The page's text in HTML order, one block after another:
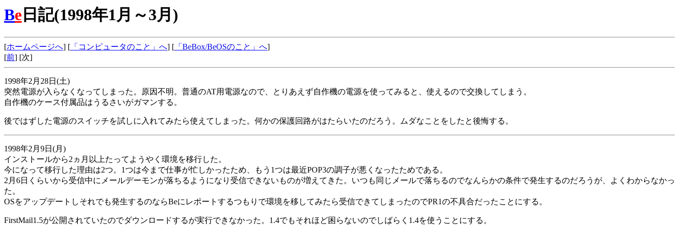
Be 日記(1998年1月～3月)
[ホームページへ] [ 「コンピュータのこと」へ] [ 「BeBox/BeOSのこと」へ]
[前] [次]
1998年2月28日(土)
突然電源が入らなくなってしまった。原因不明。普通のAT用電源なので、とりあえず自作機の電源を使ってみると、使えるので交換してしまう。
自作機のケース付属品はうるさいがガマンする。
後ではずした電源のスイッチを試しに入れてみたら使えてしまった。何かの保護回路がはたらいたのだろう。ムダなことをしたと後悔する。
1998年2月9日(月)
インストールから2ヵ月以上たってようやく環境を移行した。
今になって移行した理由は2つ。1つは今まで仕事が忙しかったため、もう1つは最近POP3の調子が悪くなったためである。
2月6日くらいから受信中にメールデーモンが落ちるようになり受信できないものが増えてきた。いつも同じメールで落ちるのでなんらかの条件で発生するのだろうが、よくわからなかっ
た。
OSをアップデートしそれでも発生するのならBeにレポートするつもりで環境を移してみたら受信できてしまったのでPR1の不具合だったことにする。
FirstMail1.5が公開されていたのでダウンロードするが実行できなかった。1.4でもそれほど困らないのでしばらく1.4を使うことにする。